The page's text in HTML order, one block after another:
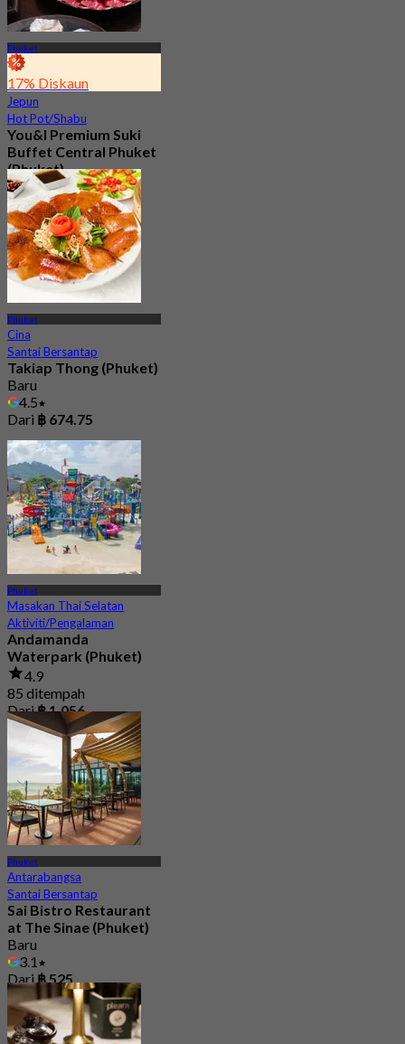
Phuket
17% Diskaun
Jepun
Hot Pot/Shabu
You&I Premium Suki
Buffet Central Phuket
(Phuket)
4.7
658 ditempah
Dari฿ 698
Phuket
Cina
Santai Bersantap
Takiap Thong (Phuket)
Baru
4.5
Dari ฿ 674.75
Phuket
Masakan Thai Selatan
Aktiviti/Pengalaman
Andamanda
Waterpark (Phuket)
4.9
85 ditempah
Dari฿ 1,056
Phuket
Antarabangsa
Santai Bersantap
Sai Bistro Restaurant
at The Sinae (Phuket)
Baru
3.1
Dari ฿ 525